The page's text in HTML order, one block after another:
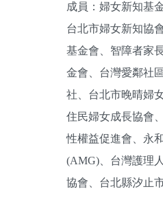
成員：婦女新知基
台北市婦女新知協
基金會、智障者家
金會、台灣愛鄰社
社、台北市晚晴婦
住民婦女成長協會
性權益促進會、永
(AMG)、台灣護理
協會、台北縣汐止